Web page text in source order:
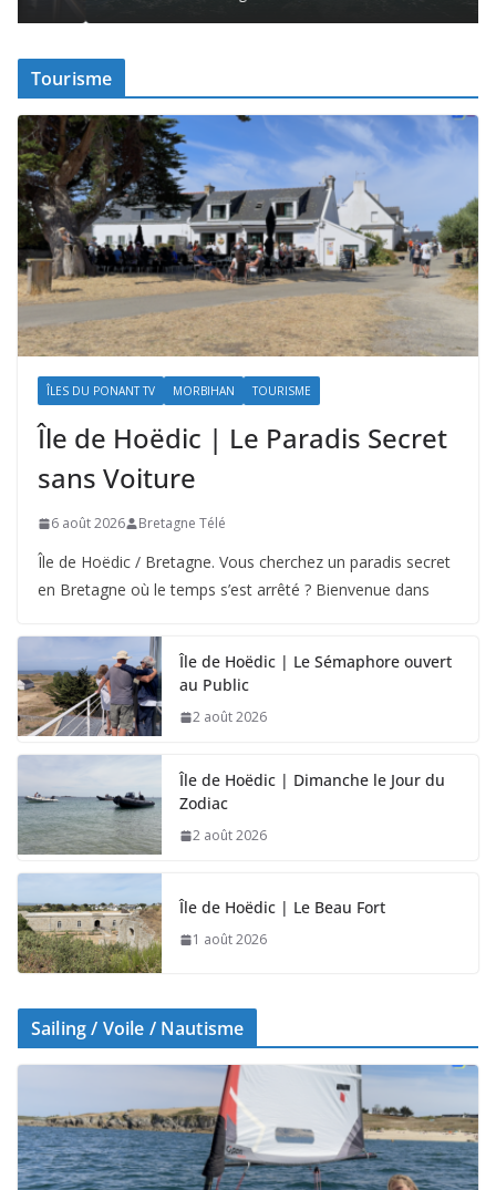
Tourisme
ÎLES DU PONANT TV MORBIHAN TOURISME
Île de Hoëdic | Le Paradis Secret
sans Voiture
6 août 2026 Bretagne Télé
Île de Hoëdic / Bretagne. Vous cherchez un paradis secret
en Bretagne où le temps s’est arrêté ? Bienvenue dans
Île de Hoëdic | Le Sémaphore ouvert
au Public
2 août 2026
Île de Hoëdic | Dimanche le Jour du
Zodiac
2 août 2026
Île de Hoëdic | Le Beau Fort
1 août 2026
Sailing / Voile / Nautisme